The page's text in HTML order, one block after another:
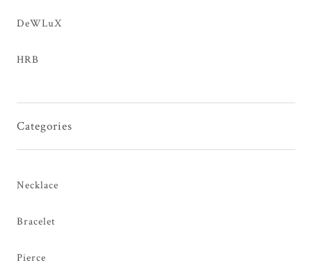
DeWLuX
HRB
Categories
Necklace
Bracelet
Pierce